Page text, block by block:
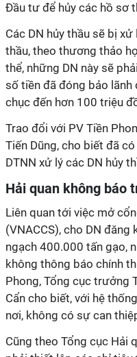
Đầu tư để hủy các hồ sơ
Các DN hủy thầu sẽ bị
thầu, theo thương thảo
thể, những DN này sẽ
số tiền đã đóng bảo
chục đến hơn 100 triệu
Trao đổi với PV Tiền
Tiến Dũng, cho biết đã
DTNN xử lý các DN hủy
Hải quan không báo
Liên quan tới việc mở
(VNACCS), cho DN
ngạch 400.000 tấn gạo,
không thông báo chính
Phong, Tổng cục trưởng
Cẩn cho biết, với hệ
nơi, không có sự can
Cũng theo Tổng cục Hải